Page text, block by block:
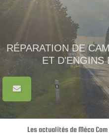
RÉPARATION DE
ET D'ENGINS
RÉPARATION DE
ET D'ENGINS
Les actualités de Méca